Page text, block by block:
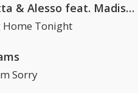
David Guetta & Alesso feat. Madison Love
Home Tonight
Sorry